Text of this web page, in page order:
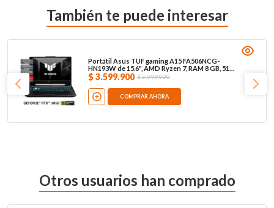
También te puede interesar
Portátil Asus TUF gaming A15 FA506NCG-
HN193W de 15.6", AMD Ryzen 7, RAM 8 GB, 512
GB SSD, W11, negro
$ 3.599.900 $5.099.000
COMPRAR AHORA
Otros usuarios han comprado